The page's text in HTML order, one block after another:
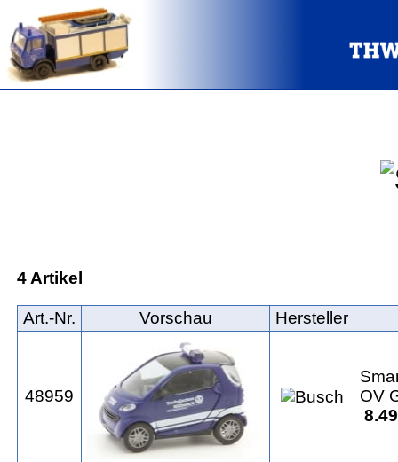
4 Artikel
Art.‑Nr. Vorschau Hersteller
48959
OV